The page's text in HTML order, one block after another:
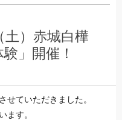
土）赤城白樺
」開催！
せていただきました。
ます。